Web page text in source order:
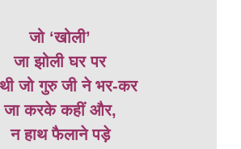
जो ‘खोली’
जा झोली घर पर
जो गुरु जी ने भर-कर
जा करके कहीं और,
न हाथ फैलाने पड़े